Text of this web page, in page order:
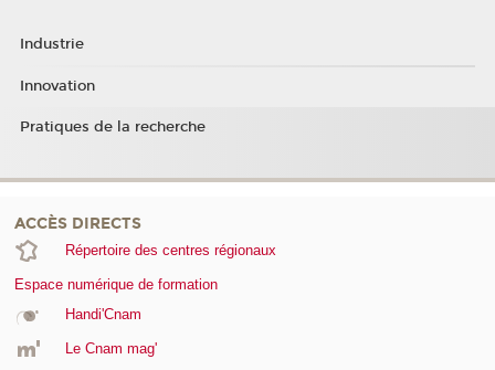
Industrie
Innovation
Pratiques de la recherche
ACCÈS DIRECTS
Répertoire des centres régionaux
Espace numérique de formation
Handi'Cnam
Le Cnam mag'